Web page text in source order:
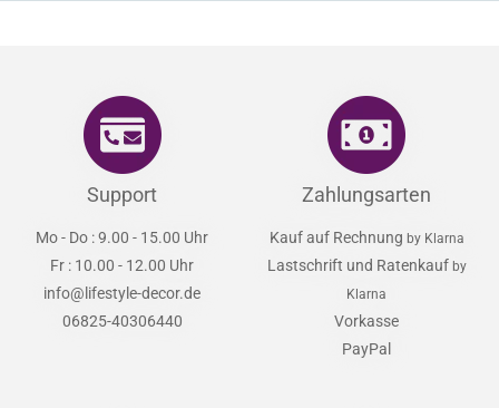
Support
Mo - Do : 9.00 - 15.00 Uhr
Fr : 10.00 - 12.00 Uhr
info@lifestyle-decor.de
06825-40306440
Zahlungsarten
Kauf auf Rechnung by Klarna
Lastschrift und Ratenkauf by
Klarna
Vorkasse
PayPal